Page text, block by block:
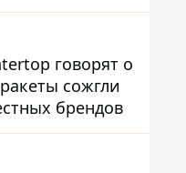
новых местах
говорят о
сожгли
брендов